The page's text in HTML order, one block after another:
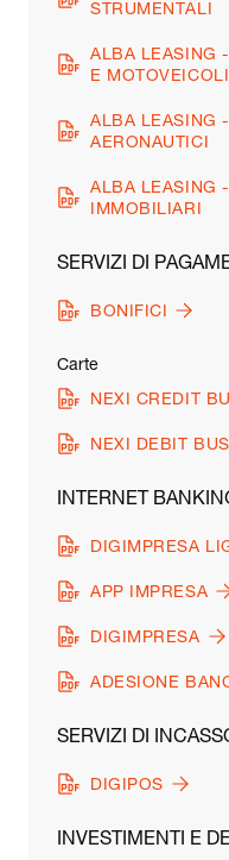
STRUMENTALI
ALBA LEASING
E MOTOVEICOLI
ALBA LEASING
AERONAUTICI
ALBA LEASING
IMMOBILIARI
SERVIZI DI
BONIFICI
Carte
NEXI CREDIT
NEXI DEBIT
INTERNET
DIGIMPRESA
APP IMPRESA
DIGIMPRESA
ADESIONE
SERVIZI DI
DIGIPOS
INVESTIMENTI E